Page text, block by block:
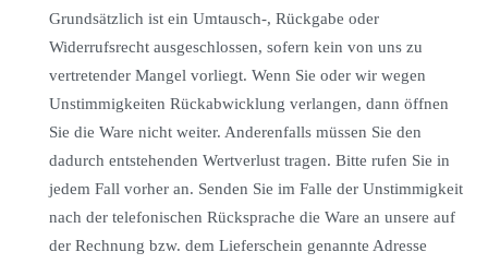
Grundsätzlich ist ein Umtausch-, Rückgabe oder
Widerrufsrecht ausgeschlossen, sofern kein von uns zu
vertretender Mangel vorliegt. Wenn Sie oder wir wegen
Unstimmigkeiten Rückabwicklung verlangen, dann öffnen
Sie die Ware nicht weiter. Anderenfalls müssen Sie den
dadurch entstehenden Wertverlust tragen. Bitte rufen Sie in
jedem Fall vorher an. Senden Sie im Falle der Unstimmigkeit
nach der telefonischen Rücksprache die Ware an unsere auf
der Rechnung bzw. dem Lieferschein genannte Adresse